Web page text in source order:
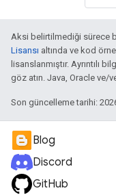
Aksi belirtilmediği sürece
Lisansı altında ve kod
lisanslanmıştır. Ayrıntılı
göz atın. Java, Oracle ve/
Son güncelleme tarihi:
Blog
Discord
GitHub